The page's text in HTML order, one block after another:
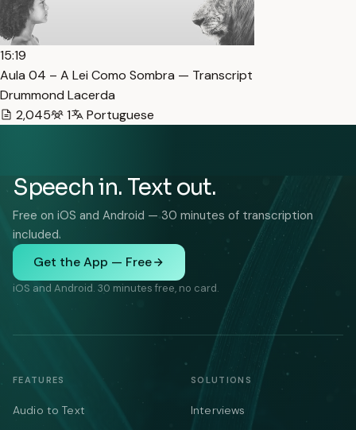
15:19
Aula 04 – A Lei Como Sombra — Transcript
Drummond Lacerda
2,045
1 Portuguese
Speech in. Text out.
Free on iOS and Android — 30 minutes of transcription
included.
Get the App — Free
iOS and Android. 30 minutes free, no card.
FEATURES
Audio to Text
SOLUTIONS
Interviews